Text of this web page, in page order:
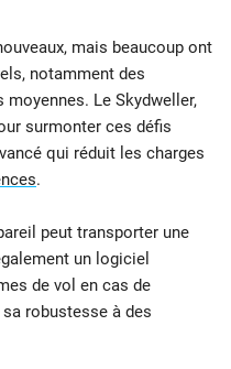
mais beaucoup ont
notamment des
Le Skydweller,
surmonter ces défis
qui réduit les charges
.
peut transporter une
un logiciel
de vol en cas de
robustesse à des